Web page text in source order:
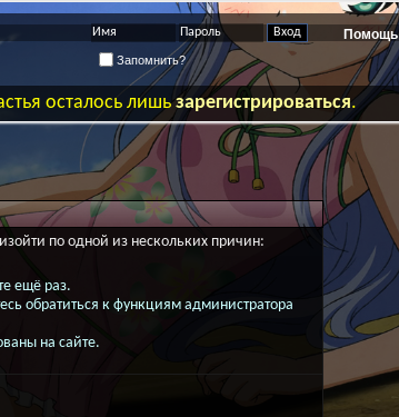
Помощь
Запомнить?
осталось лишьзарегистрироваться.
по одной из нескольких причин:
ещё раз.
обратиться к функциям администратора
на сайте.